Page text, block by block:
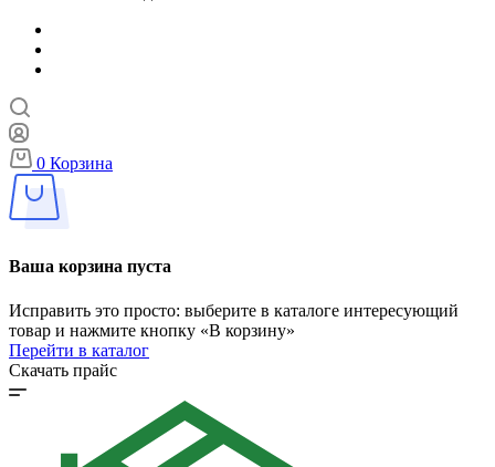
0 Корзина
Ваша корзина пуста
Исправить это просто: выберите в каталоге интересующий
товар и нажмите кнопку «В корзину»
Перейти в каталог
Скачать прайс